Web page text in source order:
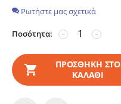
Ρωτήστε μας σχετικά
Ποσότητα: +
−
ΠΡΟΣΘΉΚΗ ΣΤΟ
ΚΑΛΆΘΙ